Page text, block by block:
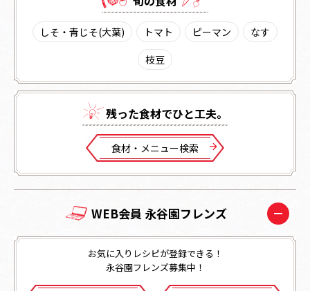
しそ・青じそ(大葉) トマト ピーマン
なす
枝豆
残った⾷材でひと⼯夫。
⾷材・メニュー検索
WEB会員 永谷園フレンズ
お気に入りレシピが登録できる！
永谷園フレンズ募集中！